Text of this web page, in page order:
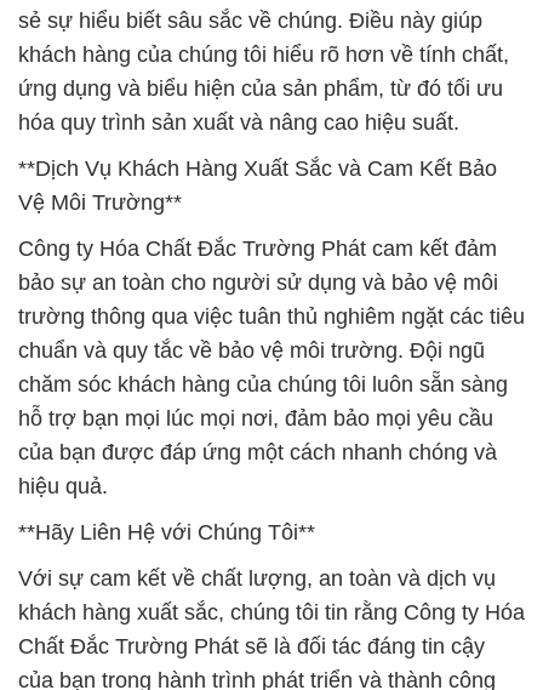
sẻ sự hiểu biết sâu sắc về chúng. Điều này giúp
khách hàng của chúng tôi hiểu rõ hơn về tính chất,
ứng dụng và biểu hiện của sản phẩm, từ đó tối ưu
hóa quy trình sản xuất và nâng cao hiệu suất.
**Dịch Vụ Khách Hàng Xuất Sắc và Cam Kết Bảo
Vệ Môi Trường**
Công ty Hóa Chất Đắc Trường Phát cam kết đảm
bảo sự an toàn cho người sử dụng và bảo vệ môi
trường thông qua việc tuân thủ nghiêm ngặt các tiêu
chuẩn và quy tắc về bảo vệ môi trường. Đội ngũ
chăm sóc khách hàng của chúng tôi luôn sẵn sàng
hỗ trợ bạn mọi lúc mọi nơi, đảm bảo mọi yêu cầu
của bạn được đáp ứng một cách nhanh chóng và
hiệu quả.
**Hãy Liên Hệ với Chúng Tôi**
Với sự cam kết về chất lượng, an toàn và dịch vụ
khách hàng xuất sắc, chúng tôi tin rằng Công ty Hóa
Chất Đắc Trường Phát sẽ là đối tác đáng tin cậy
của bạn trong hành trình phát triển và thành công